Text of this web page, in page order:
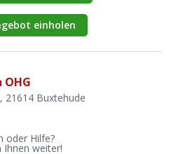
einholen
21614 Buxtehude
oder Hilfe?
Ihnen weiter!